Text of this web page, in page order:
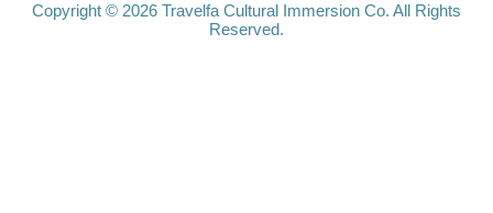
Copyright © 2026 Travelfa Cultural Immersion Co. All Rights
Reserved.